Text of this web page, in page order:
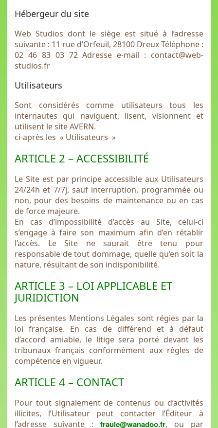
Hébergeur du site
Web Studios dont le siège est situé à l’adresse
suivante : 11 rue d’Orfeuil, 28100 Dreux Téléphone :
02 46 83 03 72 Adresse e-mail : contact@web-
studios.fr
Utilisateurs
Sont considérés comme utilisateurs tous les
internautes qui naviguent, lisent, visionnent et
utilisent le site AVERN.
ci-après les « Utilisateurs »
ARTICLE 2 – ACCESSIBILITÉ
Le Site est par principe accessible aux Utilisateurs
24/24h et 7/7j, sauf interruption, programmée ou
non, pour des besoins de maintenance ou en cas
de force majeure.
En cas d’impossibilité d’accès au Site, celui-ci
s’engage à faire son maximum afin d’en rétablir
l’accès. Le Site ne saurait être tenu pour
responsable de tout dommage, quelle qu’en soit la
nature, résultant de son indisponibilité.
ARTICLE 3 – LOI APPLICABLE ET
JURIDICTION
Les présentes Mentions Légales sont régies par la
loi française. En cas de différend et à défaut
d’accord amiable, le litige sera porté devant les
tribunaux français conformément aux règles de
compétence en vigueur.
ARTICLE 4 – CONTACT
Pour tout signalement de contenus ou d’activités
illicites, l’Utilisateur peut contacter l’Éditeur à
l’adresse suivante : fraule@wanadoo.fr, ou par